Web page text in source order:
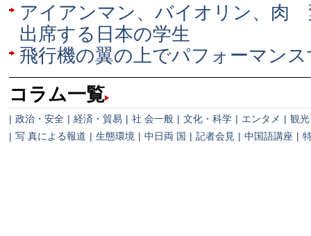
アイアンマン、バイオリン、肉
出席する日本の学生
飛行機の翼の上でパフォーマン
コラム一覧
| 政治・安全 | 経済・貿易 | 社 会一般 | 文化・科学 | エンタメ | 観光
| 写 真による報道 | 生態環境 | 中日両 国 | 記者会見 | 中国語講座 |